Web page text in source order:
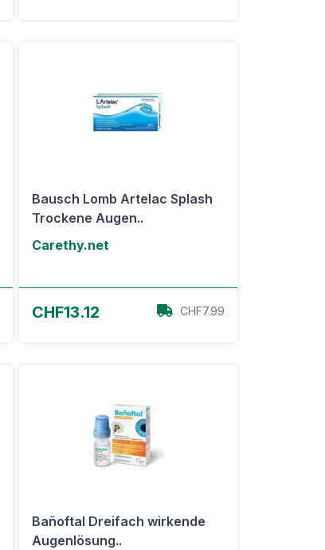
Bausch Lomb Artelac Splash
Trockene Augen..
Carethy.net
CHF13.12 CHF7.99
Bañoftal Dreifach wirkende
Augenlösung..